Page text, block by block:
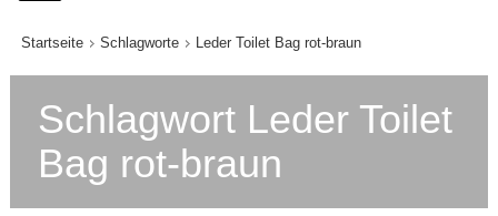
Startseite Schlagworte Leder Toilet Bag rot-braun
Schlagwort Leder Toilet
Bag rot-braun